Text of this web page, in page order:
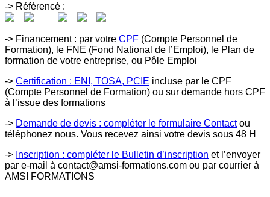
-> Référencé :
-> Financement : par votre CPF (Compte Personnel de
Formation), le FNE (Fond National de l’Emploi), le Plan de
formation de votre entreprise, ou Pôle Emploi
-> Certification : ENI, TOSA, PCIE incluse par le CPF
(Compte Personnel de Formation) ou sur demande hors CPF
à l’issue des formations
-> Demande de devis : compléter le formulaire Contactou
téléphonez nous. Vous recevez ainsi votre devis sous 48 H
-> Inscription : compléter le Bulletin d’inscription et l’envoyer
par e-mail à contact@amsi-formations.com ou par courrier à
AMSI FORMATIONS